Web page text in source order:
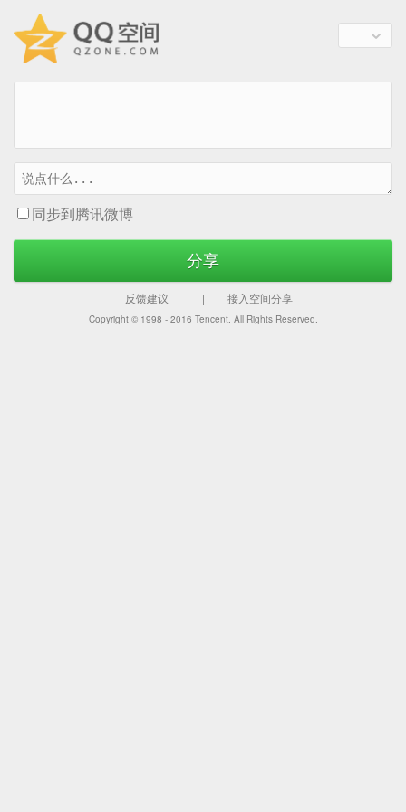
同步到腾讯微博
分享
反馈建议 | 接入空间分享
Copyright © 1998 - 2016 Tencent. All Rights Reserved.